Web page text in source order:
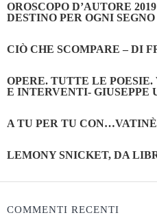
OROSCOPO D’AUTORE
DESTINO PER OGNI SEGNO
CIÒ CHE SCOMPARE – DI
OPERE. TUTTE LE POESIE.
E INTERVENTI- GIUSEPPE
A TU PER TU
LEMONY SNICKET, DA
COMMENTI RECENTI